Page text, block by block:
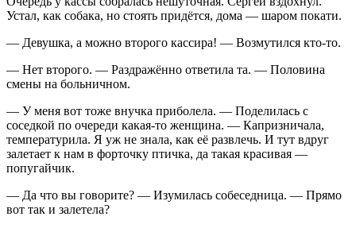
Устал, как собака, но стоять придётся, дома — шаром покати.
— Девушка, а можно второго кассира! — Возмутился кто-то.
— Нет второго. — Раздражённо ответила та. — Половина
смены на больничном.
— У меня вот тоже внучка приболела. — Поделилась с
соседкой по очереди какая-то женщина. — Капризничала,
температурила. Я уж не знала, как её развлечь. И тут вдруг
залетает к нам в форточку птичка, да такая красивая —
попугайчик.
— Да что вы говорите? — Изумилась собеседница. — Прямо
вот так и залетела?